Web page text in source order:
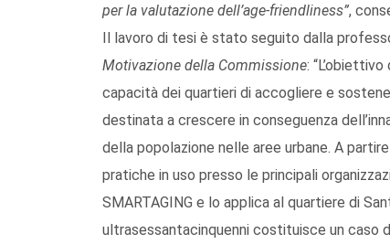
per la valutazione dell’age-friendliness”,
Il lavoro di tesi è stato seguito dalla
Motivazione della Commissione:
capacità dei quartieri di accogliere e
destinata a crescere in conseguenza
della popolazione nelle aree urbane. A
pratiche in uso presso le principali
SMARTAGING e lo applica al quartiere di
ultrasessantacinquenni costituisce un caso